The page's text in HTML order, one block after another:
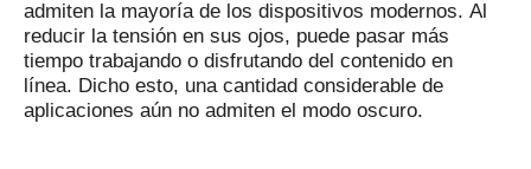
admiten la mayoría de los dispositivos modernos. Al
reducir la tensión en sus ojos, puede pasar más
tiempo trabajando o disfrutando del contenido en
línea. Dicho esto, una cantidad considerable de
aplicaciones aún no admiten el modo oscuro.